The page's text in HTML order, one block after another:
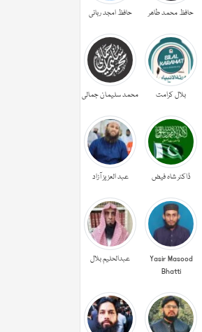
حافظ محمد طاھر حافظ امجد ربانی
بلال کرامت محمد سلیمان جمالی
ڈاکٹر شاہ فیض عبد العزیز آزاد
Yasir Masood
Bhatti
عبدالحليم بلال